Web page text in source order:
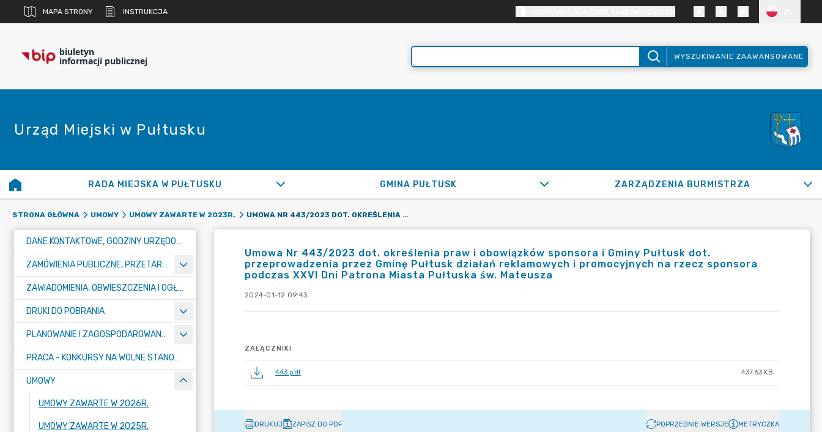
MAPA STRONY INSTRUKCJA
biuletyn
informacji publicznej WYSZUKIWANIE ZAAWANSOWANE
Urząd Miejski w Pułtusku
RADA MIEJSKA W PUŁTUSKU GMINA PUŁTUSK ZARZĄDZENIA BURMISTRZA
STRONA GŁÓWNA UMOWY UMOWY ZAWARTE W 2023R. UMOWA NR 443/2023 DOT. OKREŚLENIA PRAW I OBOWIĄZKÓW SPONSORA I GMINY PUŁTUSK DOT. PRZEPROWADZENIA PRZEZ GMINĘ PUŁTUSK DZIAŁAŃ REKLAMOWYCH I PROMOCYJNYCH NA RZECZ SPONSORA PODCZAS XXVI DNI PATRONA MIASTA PUŁTUSKA ŚW. MATEUSZA
DANE KONTAKTOWE, GODZINY URZĘDOWANIA I NUMER KONTA BANKOWEGO
ZAMÓWIENIA PUBLICZNE, PRZETARGI, KONKURSY
ZAWIADOMIENIA, OBWIESZCZENIA I OGŁOSZENIA
DRUKI DO POBRANIA
PLANOWANIE I ZAGOSPODAROWANIE PRZESTRZENNE
PRACA - KONKURSY NA WOLNE STANOWISKA
UMOWY
UMOWY ZAWARTE W 2026R.
UMOWY ZAWARTE W 2025R.
Umowa Nr 443/2023 dot. określenia praw i obowiązków sponsora i Gminy Pułtusk dot.
przeprowadzenia przez Gminę Pułtusk działań reklamowych i promocyjnych na rzecz sponsora
podczas XXVI Dni Patrona Miasta Pułtuska św. Mateusza
2024-01-12 09:43
ZAŁĄCZNIKI
443.pdf 437.63 KB
DRUKUJ ZAPISZ DO PDF POPRZEDNIE WERSJE METRYCZKA